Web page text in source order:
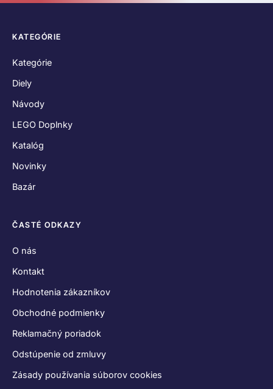
KATEGÓRIE
Kategórie
Diely
Návody
LEGO Doplnky
Katalóg
Novinky
Bazár
ČASTÉ ODKAZY
O nás
Kontakt
Hodnotenia zákazníkov
Obchodné podmienky
Reklamačný poriadok
Odstúpenie od zmluvy
Zásady používania súborov cookies